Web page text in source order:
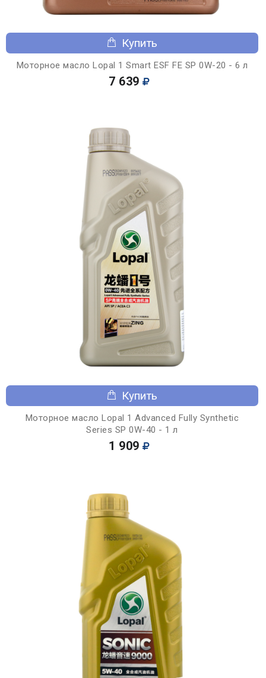
Купить
Моторное масло Lopal 1 Smart ESF FE SP 0W-20 - 6 л
7 639
Купить
Моторное масло Lopal 1 Advanced Fully Synthetic
Series SP 0W-40 - 1 л
1 909